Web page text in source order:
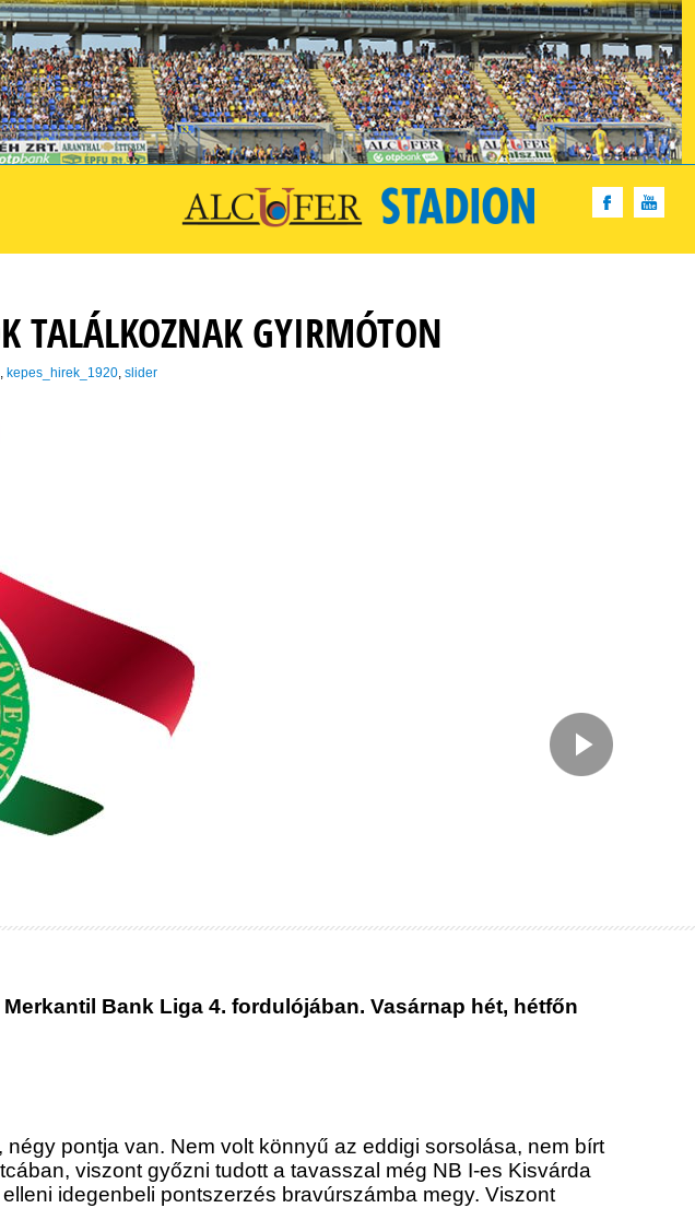
TALÁLKOZNAK GYIRMÓTON
, kepes_hirek_1920, slider
Bank Liga 4. fordulójában. Vasárnap hét, hétfőn
pontja van. Nem volt könnyű az eddigi sorsolása, nem bírt
viszont győzni tudott a tavasszal még NB I-es Kisvárda
idegenbeli pontszerzés bravúrszámba megy. Viszont